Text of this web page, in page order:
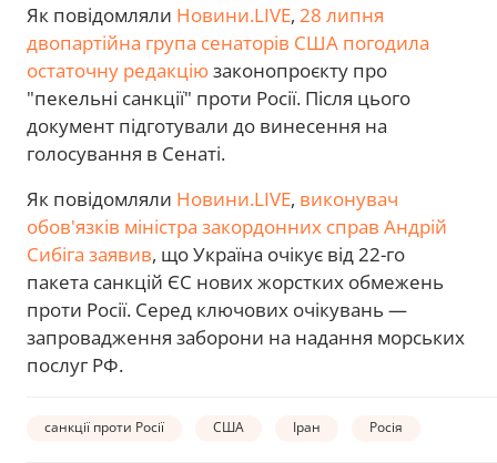
Як повідомляли Новини.LIVE, 28 липня
двопартійна група сенаторів США погодила
остаточну редакціюзаконопроєкту про
"пекельні санкції" проти Росії. Після цього
документ підготували до винесення на
голосування в Сенаті.
Як повідомляли Новини.LIVE, виконувач
обов'язків міністра закордонних справ Андрій
Сибіга заявив, що Україна очікує від 22-го
пакета санкцій ЄС нових жорстких обмежень
проти Росії. Серед ключових очікувань —
запровадження заборони на надання морських
послуг РФ.
санкції проти Росії США Іран Росія